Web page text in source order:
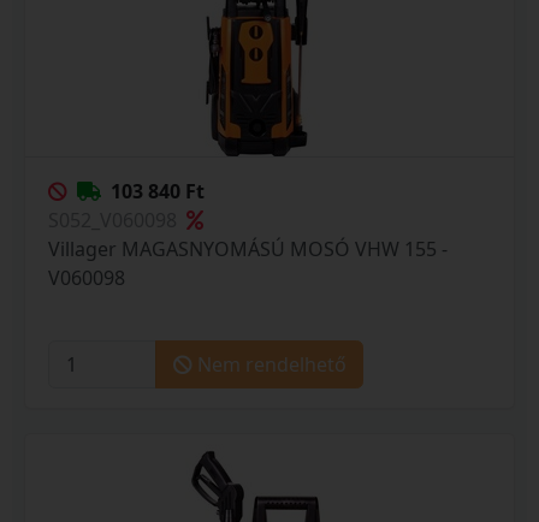
103 840 Ft
Villager MAGASNYOMÁSÚ MOSÓ VHW 155 -
V060098
Nem rendelhető